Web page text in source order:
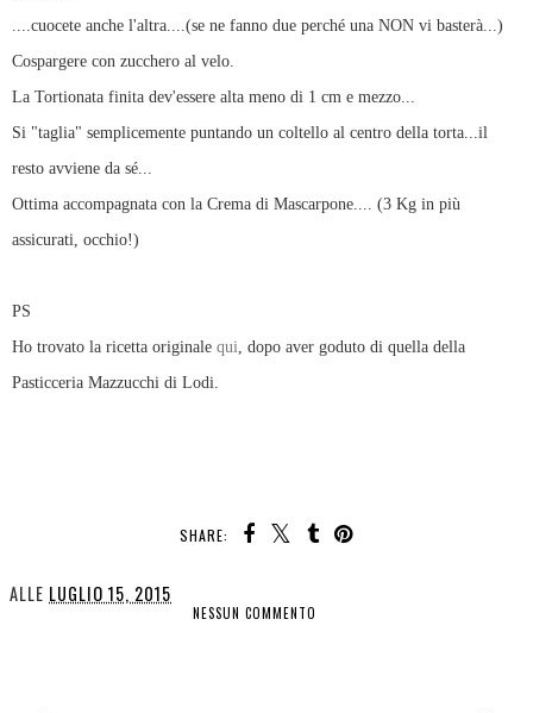
....cuocete anche l'altra....(se ne fanno due perché una NON vi basterà...)
Cospargere con zucchero al velo.
La Tortionata finita dev'essere alta meno di 1 cm e mezzo...
Si "taglia" semplicemente puntando un coltello al centro della torta...il
resto avviene da sé...
Ottima accompagnata con la Crema di Mascarpone.... (3 Kg in più
assicurati, occhio!)
PS
Ho trovato la ricetta originale qui , dopo aver goduto di quella della
Pasticceria Mazzucchi di Lodi.
SHARE:
ALLE LUGLIO 15, 2015
NESSUN COMMENTO